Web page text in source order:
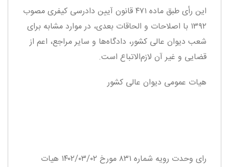
این رأی طبق ماده ۴۷۱ قانون آیین دادرسی کیفری مصوب
۱۳۹۲ با اصلاحات و الحاقات بعدی، در موارد مشابه برای
شعب دیوان عالی کشور، دادگاه‌ها و سایر مراجع، اعم از
قضایی و غیر آن لازم‌الاتباع است.
هیات عمومی دیوان عالی کشور
رای وحدت‌ رویه شماره ۸۳۱ مورخ ۱۴۰۲/۰۳/۰۲ هیات‌